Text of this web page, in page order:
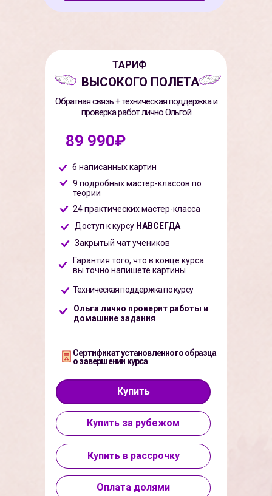
ТАРИФ
Обратная связь + техническая поддержка и
проверка работ лично Ольгой
ВЫСОКОГО ПОЛЕТА
Сертификат установленного образца
о завершении курса
Купить
Купить за рубежом
Купить в рассрочку
Оплата долями
89 990₽
Техническая поддержка по курсу
6 написанных картин
Закрытый чат учеников
Ольга лично проверит работы и
домашние задания
Доступ к курсу НАВСЕГДА
Гарантия того, что в конце курса
вы точно напишете картины
9 подробных мастер-классов по
теории
24 практических мастер-класса